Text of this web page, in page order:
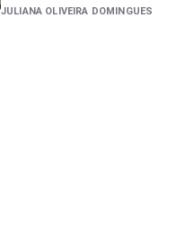
JULIANA OLIVEIRA DOMINGUES